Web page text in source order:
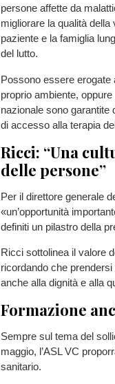
persone affette da
migliorare la qualità
paziente e la famiglia
del lutto.
Possono essere erogate
proprio ambiente,
nazionale sono garantite
di accesso alla terapia
Ricci: “Una
delle persone”
Per il direttore generale
«un’opportunità
definiti un pilastro della
Ricci sottolinea il valore
ricordando che
anche alla dignità e alla
Formazione
Sempre sul tema del
maggio, l’ASL VC
sanitario.